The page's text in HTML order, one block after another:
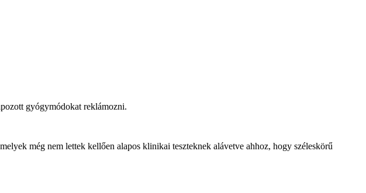
gyógymódokat reklámozni.
még nem lettek kellően alapos klinikai teszteknek alávetve ahhoz, hogy széleskörű